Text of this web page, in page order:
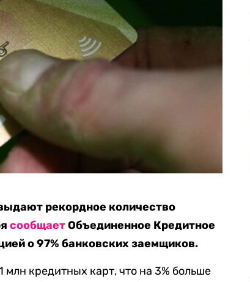
рекордное количество
сообщаетОбъединенное Кредитное
о 97% банковских заемщиков.
кредитных карт, что на 3% больше